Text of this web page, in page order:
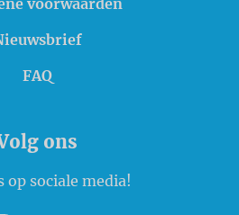
voorwaarden
FAQ
ons
op sociale media!